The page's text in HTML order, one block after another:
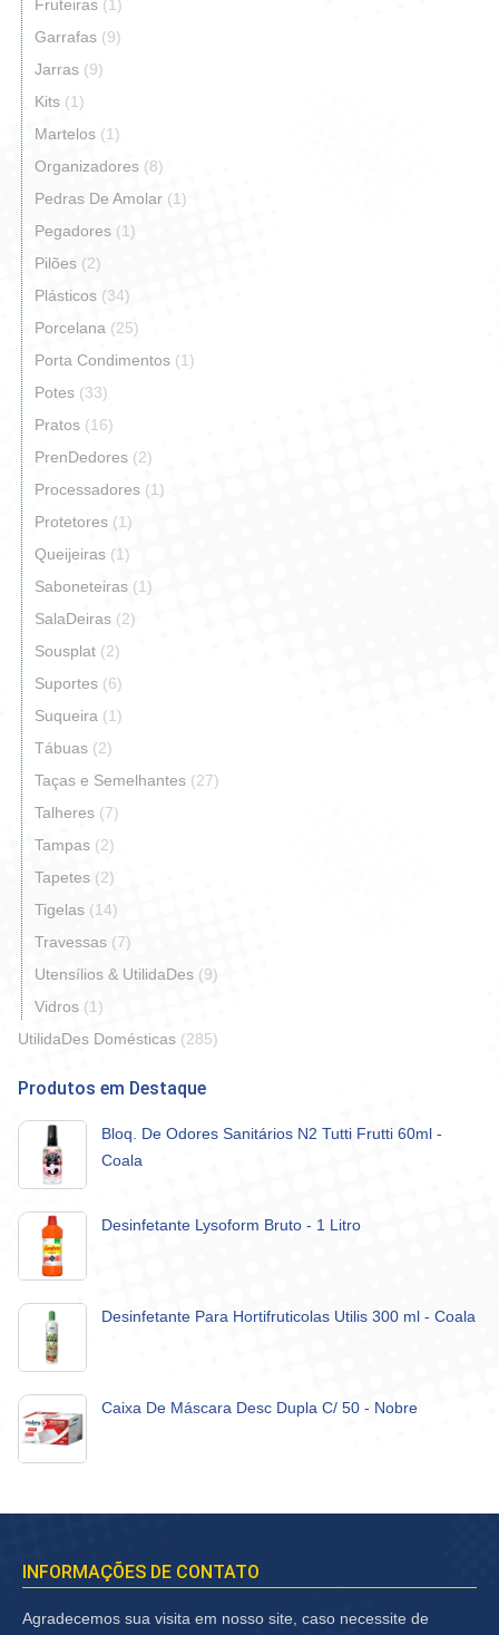
Fruteiras (1)
Garrafas (9)
Jarras (9)
Kits (1)
Martelos (1)
Organizadores (8)
Pedras De Amolar (1)
Pegadores (1)
Pilões (2)
Plásticos (34)
Porcelana (25)
Porta Condimentos (1)
Potes (33)
Pratos (16)
PrenDedores (2)
Processadores (1)
Protetores (1)
Queijeiras (1)
Saboneteiras (1)
SalaDeiras (2)
Sousplat (2)
Suportes (6)
Suqueira (1)
Tábuas (2)
Taças e Semelhantes (27)
Talheres (7)
Tampas (2)
Tapetes (2)
Tigelas (14)
Travessas (7)
Utensílios & UtilidaDes (9)
Vidros (1)
UtilidaDes Domésticas (285)
Produtos em Destaque
Bloq. De Odores Sanitários N2 Tutti Frutti 60ml -
Coala
Desinfetante Lysoform Bruto - 1 Litro
Desinfetante Para Hortifruticolas Utilis 300 ml - Coala
Caixa De Máscara Desc Dupla C/ 50 - Nobre
INFORMAÇÕES DE CONTATO
Agradecemos sua visita em nosso site, caso necessite de